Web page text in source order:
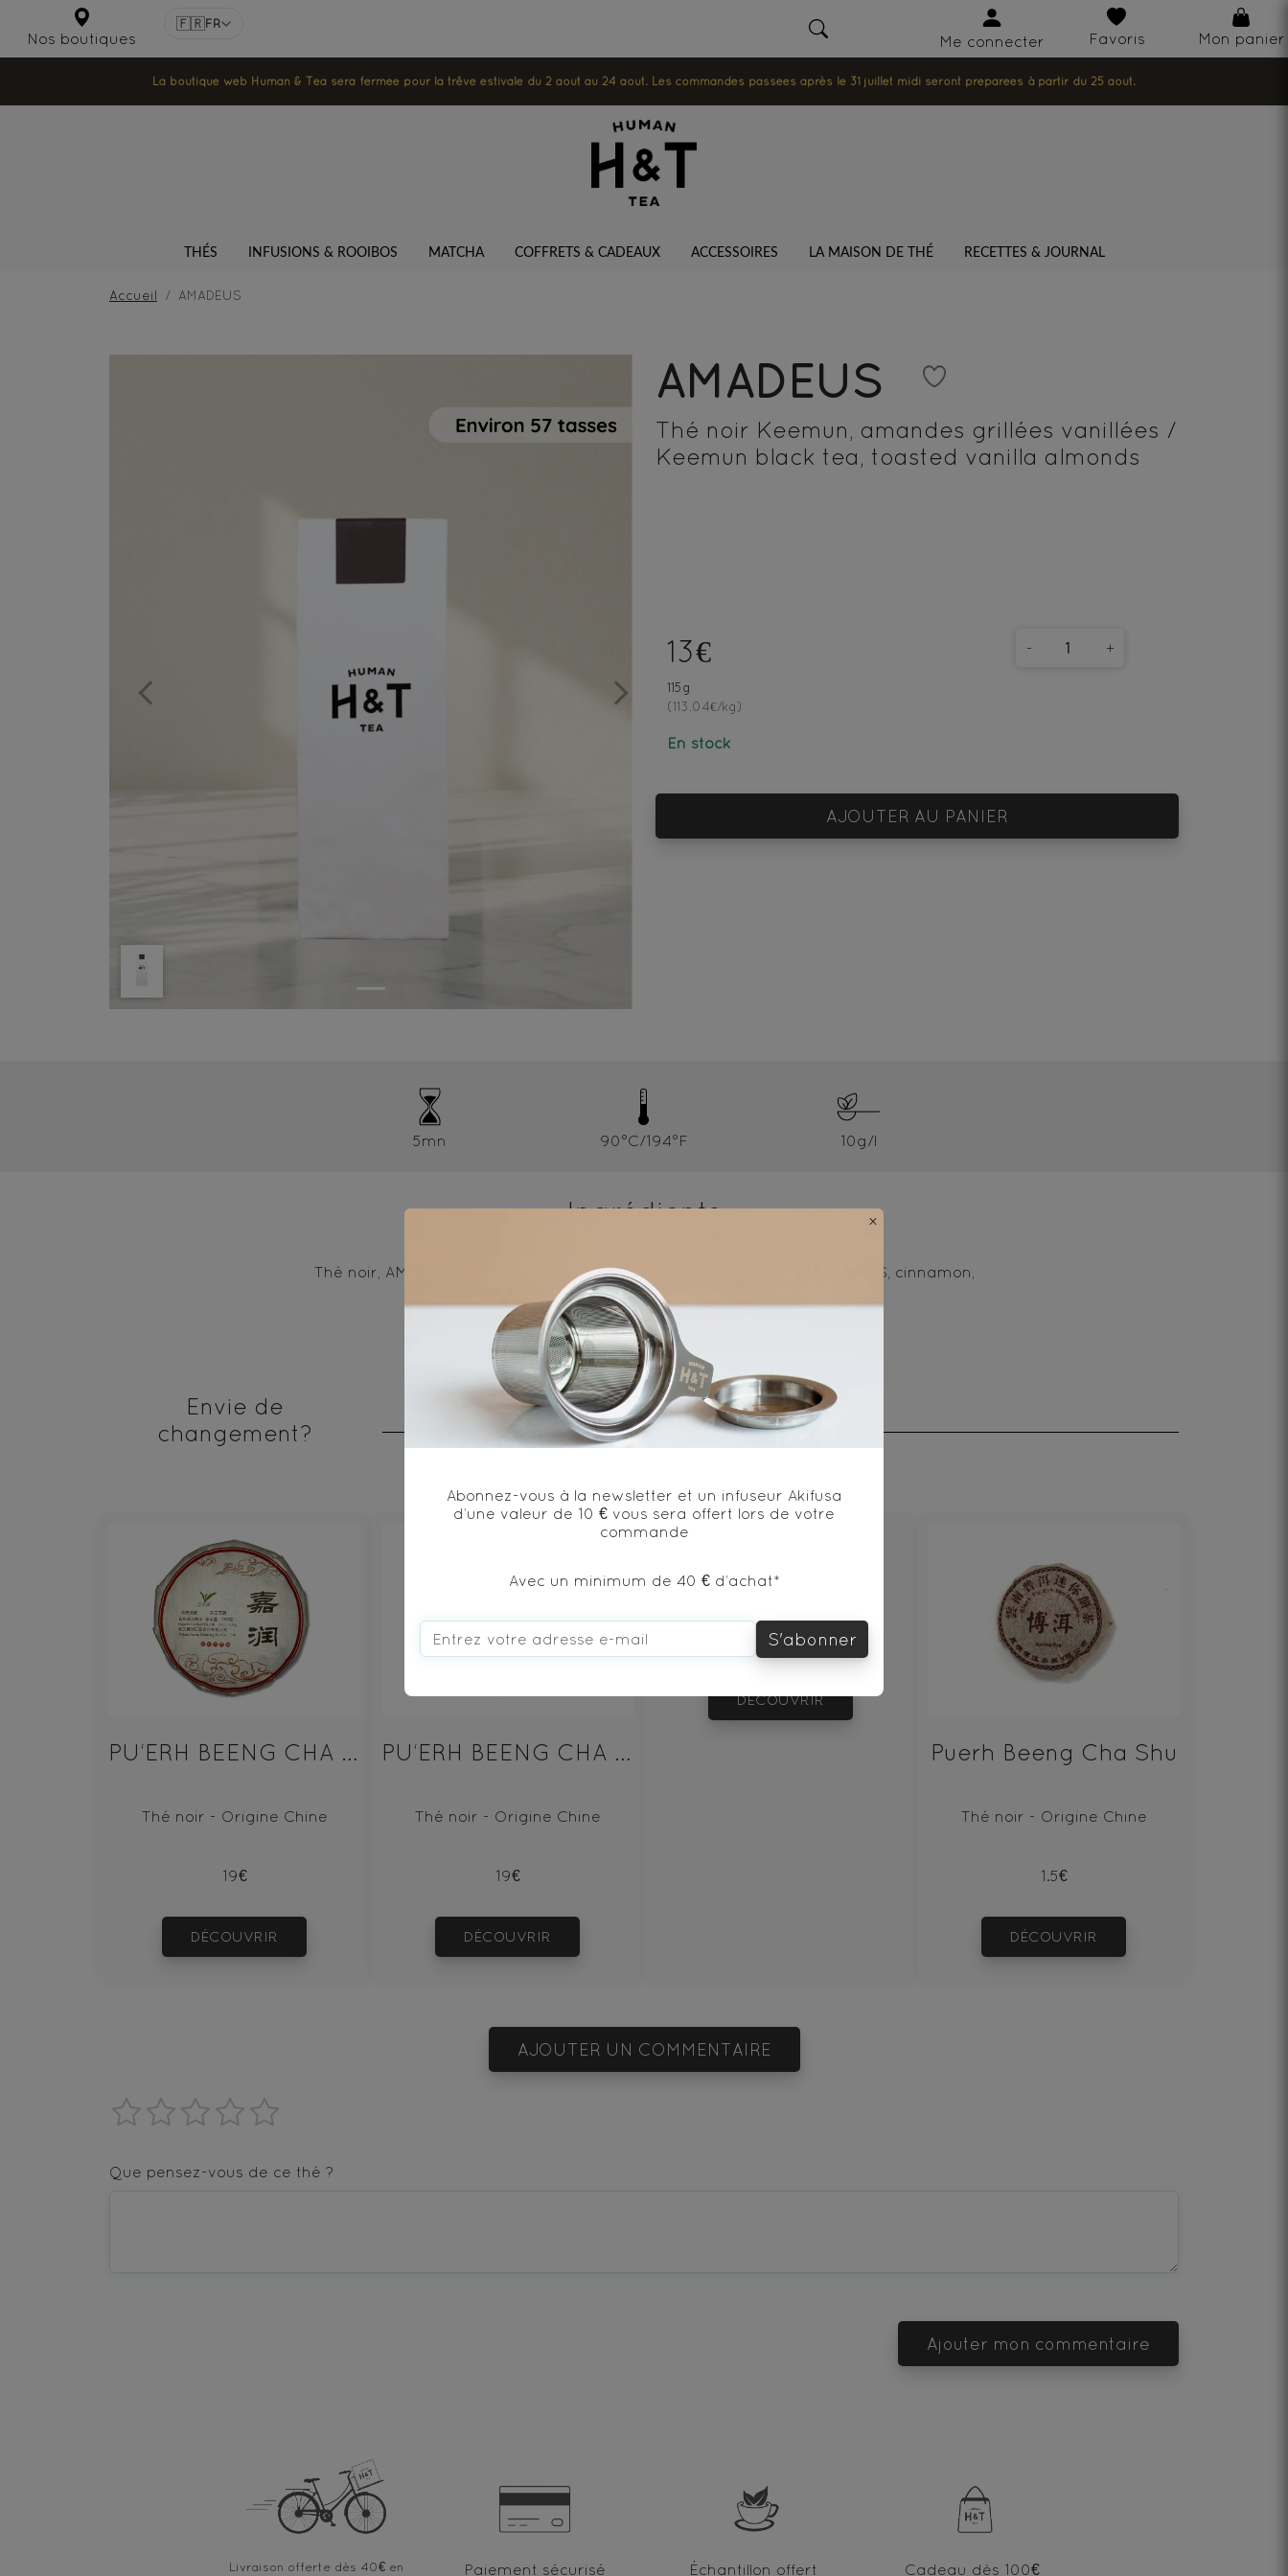
Nos boutiques
🇫🇷FR
Me connecter Favoris Mon panier
La boutique web Human & Tea sera fermée pour la trêve estivale du 2 août au 24 août. Les commandes passées après le 31 juillet midi seront préparées à partir du 25 août.
THÉS INFUSIONS & ROOIBOS MATCHA COFFRETS & CADEAUX ACCESSOIRES LA MAISON DE THÉ RECETTES & JOURNAL
Accueil AMADEUS
Previous Next
AMADEUS
Thé noir Keemun, amandes grillées vanillées /
Keemun black tea, toasted vanilla almonds
13€
115g
(113.04€/kg)
En stock
- +
AJOUTER AU PANIER
5mn 90°C/194°F 10g/l
Ingrédients
Thé noir, AMANDES grillées, cannelle, arôme / Black tea, roasted ALMONDS, cinnamon,
flavor.
Envie de
changement?
vous aimerez aussi...
PU‘ERH BEENG CHA SHU 100g
Thé noir - Origine Chine
19€
DÉCOUVRIR
PU‘ERH BEENG CHA SHENG 100g
Thé noir - Origine Chine
19€
DÉCOUVRIR
100€
DÉCOUVRIR
Puerh Beeng Cha Shu
Thé noir - Origine Chine
1.5€
DÉCOUVRIR
AJOUTER UN COMMENTAIRE
star
—
—
stars
Que pensez-vous de ce thé ?
Ajouter mon commentaire
×
Abonnez-vous à la newsletter et un infuseur Akifusa
d’une valeur de 10 € vous sera offert lors de votre
commande
Avec un minimum de 40 € d’achat*
S'abonner
Livraison offerte Paiement sécurisé Échantillon offert Cadeau dès 100€